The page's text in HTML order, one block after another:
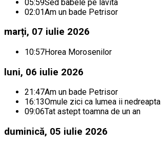
05:59Sed babele pe lavita
02:01Am un bade Petrisor
marți, 07 iulie 2026
10:57Horea Morosenilor
luni, 06 iulie 2026
21:47Am un bade Petrisor
16:13Omule zici ca lumea ii nedreapta
09:06Tat astept toamna de un an
duminică, 05 iulie 2026